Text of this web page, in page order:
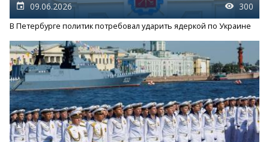
09.06.2026 300
В Петербурге политик потребовал ударить ядеркой по Украине